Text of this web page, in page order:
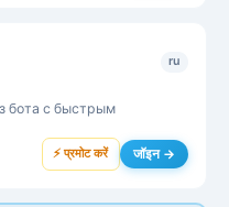
ru
бота с быстрым
⚡ प्रमोट करें जॉइन →